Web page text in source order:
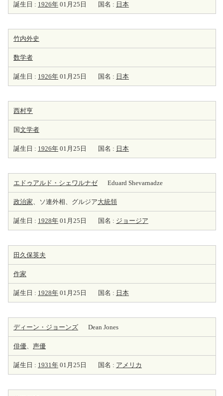
誕生日 : 1926年 01月25日 国名 : 日本
竹内外史
数学者
誕生日 : 1926年 01月25日 国名 : 日本
西村亨
国文学者
誕生日 : 1926年 01月25日 国名 : 日本
エドゥアルド・シェワルナゼ Eduard Shevarnadze
政治家、ソ連外相、グルジア大統領
誕生日 : 1928年 01月25日 国名 : ジョージア
田久保英夫
作家
誕生日 : 1928年 01月25日 国名 : 日本
ディーン・ジョーンズ Dean Jones
俳優、 声優
誕生日 : 1931年 01月25日 国名 : アメリカ